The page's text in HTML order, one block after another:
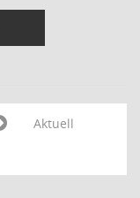
Aktuell